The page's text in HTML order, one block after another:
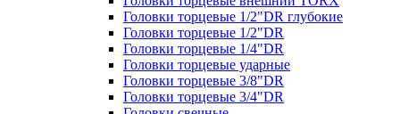
Головки торцевые 1/2"DR глубокие
Головки торцевые 1/2"DR
Головки торцевые 1/4"DR
Головки торцевые ударные
Головки торцевые 3/8"DR
Головки торцевые 3/4"DR